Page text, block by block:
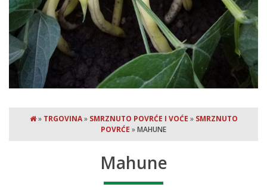
» TRGOVINA» SMRZNUTO POVRĆE I VOĆE » SMRZNUTO
POVRĆE »MAHUNE
Mahune